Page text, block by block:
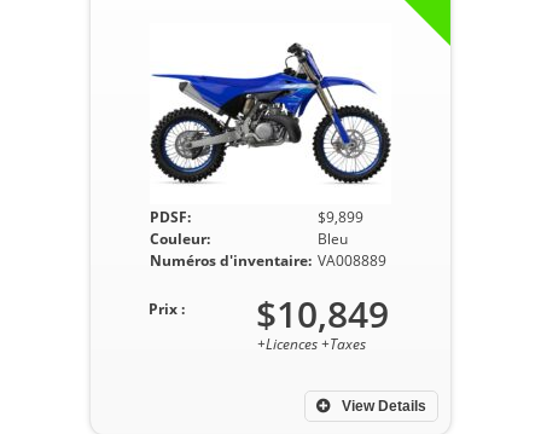
PDSF:
$9,899
Couleur:
Bleu
Numéros d'inventaire: VA008889
View Details
Prix : $10,849
+Licences +Taxes